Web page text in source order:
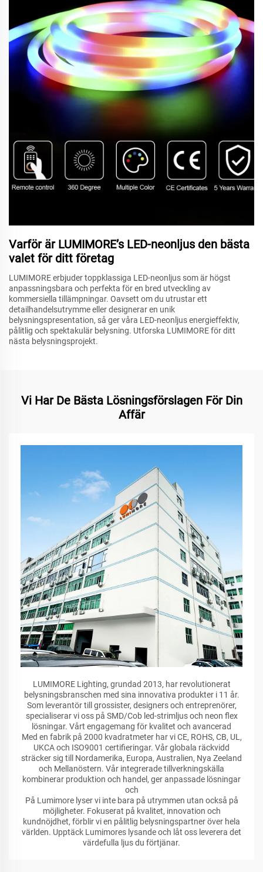
Varför är LUMIMORE’s LED-neonljus den bästa
valet för ditt företag
LUMIMORE erbjuder toppklassiga LED-neonljus som är högst
anpassningsbara och perfekta för en bred utveckling av
kommersiella tillämpningar. Oavsett om du utrustar ett
detailhandelsutrymme eller designerar en unik
belysningspresentation, så ger våra LED-neonljus energieffektiv,
pålitlig och spektakulär belysning. Utforska LUMIMORE för ditt
nästa belysningsprojekt.
Vi Har De Bästa Lösningsförslagen För Din
Affär
LUMIMORE Lighting, grundad 2013, har revolutionerat
belysningsbranschen med sina innovativa produkter i 11 år.
Som leverantör till grossister, designers och entreprenörer,
specialiserar vi oss på SMD/Cob led-strimljus och neon flex
lösningar. Vårt engagemang för kvalitet och avancerad
Med en fabrik på 2000 kvadratmeter har vi CE, ROHS, CB, UL,
UKCA och ISO9001 certifieringar. Vår globala räckvidd
sträcker sig till Nordamerika, Europa, Australien, Nya Zeeland
och Mellanöstern. Vår integrerade tillverkningskälla
kombinerar produktion och handel, ger anpassade lösningar
och
På Lumimore lyser vi inte bara på utrymmen utan också på
möjligheter. Fokuserat på kvalitet, innovation och
kundnöjdhet, förblir vi en pålitlig belysningspartner över hela
världen. Upptäck Lumimores lysande och låt oss leverera det
värdefulla ljus du förtjänar.